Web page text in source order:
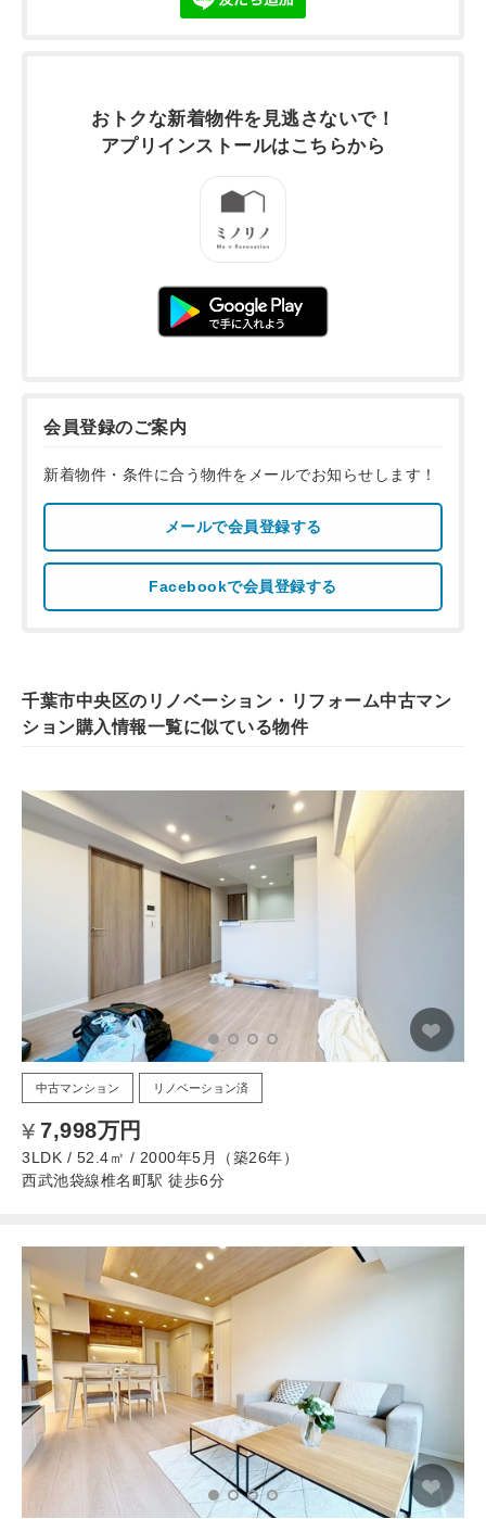
おトクな新着物件を 見逃さないで！
アプリインストールはこちらから
会員登録のご案内
新着物件・条件に合う物件をメールでお知らせします！
メールで会員登録する
Facebookで会員登録する
千葉市中央区のリノベーション・リフォーム中古マン
ション購入情報一覧に似ている物件
中古マンション リノベーション済
7,998万円
3LDK / 52.4㎡ / 2000年5月（築26年）
西武池袋線椎名町駅 徒歩6分